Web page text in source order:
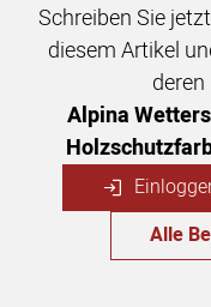
Schreiben Sie
diesem Artikel
Alpina
Alle